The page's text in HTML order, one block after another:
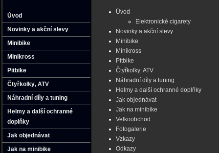
Úvod
Novinky a akční slevy
Minibike
Minikross
Pitbike
Čtyřkolky‚ ATV
Náhradní díly a tuning
Helmy a další ochranné
doplňky
Jak objednávat
Jak na minibike
Úvod
Elektronické cigarety
Novinky a akční slevy
Minibike
Minikross
Pitbike
Čtyřkolky‚ ATV
Náhradní díly a tuning
Helmy a další ochranné doplňky
Jak objednávat
Jak na minibike
Velkoobchod
Fotogalerie
Vzkazy
Odkazy